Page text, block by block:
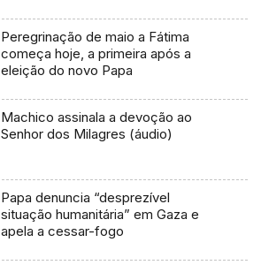
Peregrinação de maio a Fátima
começa hoje, a primeira após a
eleição do novo Papa
Machico assinala a devoção ao
Senhor dos Milagres (áudio)
Papa denuncia “desprezível
situação humanitária” em Gaza e
apela a cessar-fogo